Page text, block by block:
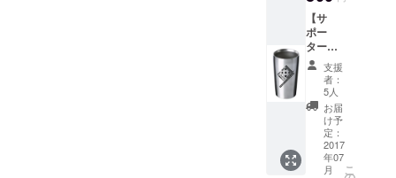
2000円
分 ・お
礼の手
紙
【サ
ポー
ター
グッ
ズ・タ
ンブ
ラー
コー
ス】 ・
MEGAS
TOPPE
R DOMI
支援
者：
5人
お届
け予
定：
2017
年07
月
こ